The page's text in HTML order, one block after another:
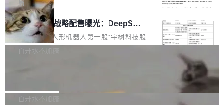
家基线 95.4%。 不是又一个 coding agent 包装
器 Prime Agent 的架构和市面上大多数 coding
agent 有本质区别。大多数 agent harness 的设
计是基于早期模型的能力—...
是项目级别的官方立场，目前由五个团队采纳，
但它可能是主流开源项目中关于 AI 辅助贡献最
细致的一份规则。 政策的核心只有一句话：LLM
可以用来分析、提炼、审阅、建议，但不能用来
不得生成涉及安全性的关键变更，除非作者本身
局
宇树科技 IPO 战略配售曝光：DeepSe
ek 获配 93.3 万股，锁定 36 个月
8月6日晚间，“人形机器人第一股”宇树科技股份
有限公司披露IPO发行价格及战略配售结果，杭
36个月。 公告显示，本次宇树科技战略配售对
白开水不加糖
Bug fixes and enhancements 修复多次传递同
白开水不加糖